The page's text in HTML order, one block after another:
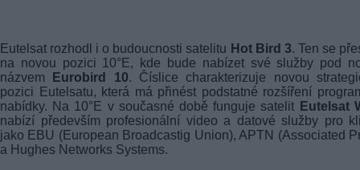
Eutelsat rozhodl i o budoucnosti satelitu Hot Bird 3. Ten se
na novou pozici 10°E, kde bude nabízet své služby pod
názvem
Eurobird 10. Číslice charakterizuje novou
pozici Eutelsatu, která má přinést podstatné rozšíření
nabídky. Na 10°E v současné době funguje satelit Eutelsat
nabízí především profesionální video a datové služby pro
jako EBU (European Broadcastig Union), APTN (Associated
a Hughes Networks Systems.